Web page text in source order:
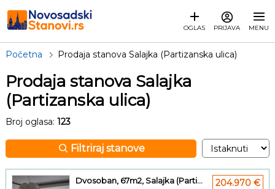
OGLAS PRIJAVA MENU
Početna Prodaja stanova Salajka (Partizanska ulica)
Prodaja stanova Salajka
(Partizanska ulica)
Broj oglasa: 123
Filtriraj stanove
Dvosoban, 67m2, Salajka (Parti... 204.970 €